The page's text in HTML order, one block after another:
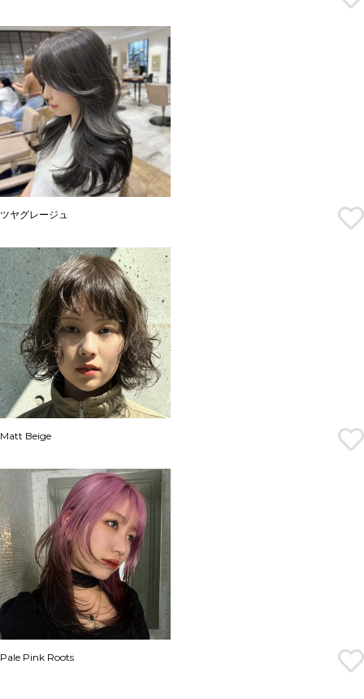
ツヤグレージュ
Matt Beige
Pale Pink Roots